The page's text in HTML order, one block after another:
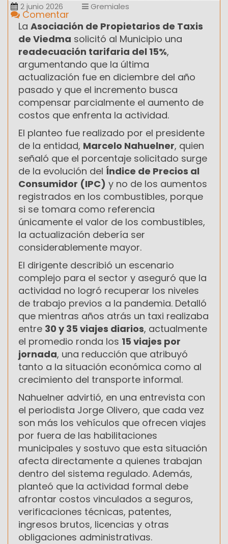
2 junio 2026 Gremiales
Comentar
La Asociación de Propietarios de Taxis
de Viedma solicitó al Municipio una
readecuación tarifaria del 15%,
argumentando que la última
actualización fue en diciembre del año
pasado y que el incremento busca
compensar parcialmente el aumento de
costos que enfrenta la actividad.
El planteo fue realizado por el presidente
de la entidad, Marcelo Nahuelner, quien
señaló que el porcentaje solicitado surge
de la evolución del Índice de Precios al
Consumidor (IPC) y no de los aumentos
registrados en los combustibles, porque
si se tomara como referencia
únicamente el valor de los combustibles,
la actualización debería ser
considerablemente mayor.
El dirigente describió un escenario
complejo para el sector y aseguró que la
actividad no logró recuperar los niveles
de trabajo previos a la pandemia. Detalló
que mientras años atrás un taxi realizaba
entre 30 y 35 viajes diarios, actualmente
el promedio ronda los 15 viajes por
jornada, una reducción que atribuyó
tanto a la situación económica como al
crecimiento del transporte informal.
Nahuelner advirtió, en una entrevista con
el periodista Jorge Olivero, que cada vez
son más los vehículos que ofrecen viajes
por fuera de las habilitaciones
municipales y sostuvo que esta situación
afecta directamente a quienes trabajan
dentro del sistema regulado. Además,
planteó que la actividad formal debe
afrontar costos vinculados a seguros,
verificaciones técnicas, patentes,
ingresos brutos, licencias y otras
obligaciones administrativas.